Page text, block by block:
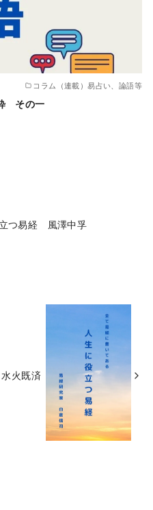
コラム（連載）易占い、論語等
その一
つ易経 風澤中孚
火既済